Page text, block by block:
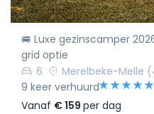
🚐 Luxe gezinscamper
grid optie
6
Merelbeke-Melle
9 keer verhuurd
Vanaf € 159 per dag